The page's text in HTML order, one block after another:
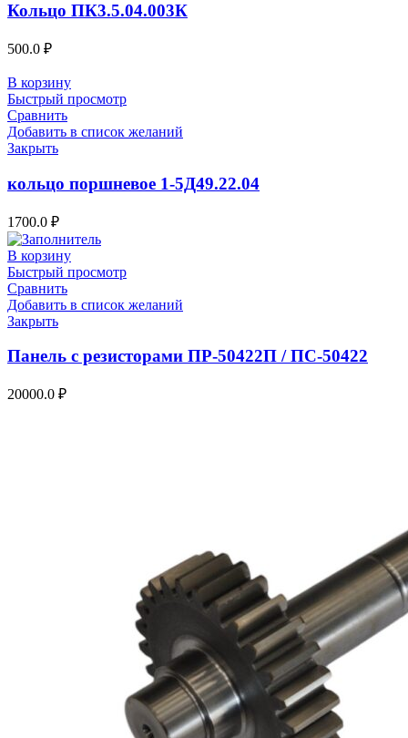
Кольцо ПК3.5.04.003К
500.0 ₽
В корзину
Быстрый просмотр
Сравнить
Добавить в список желаний
Закрыть
кольцо поршневое 1-5Д49.22.04
1700.0 ₽
В корзину
Быстрый просмотр
Сравнить
Добавить в список желаний
Закрыть
Панель с резисторами ПР-50422П / ПС-50422
20000.0 ₽